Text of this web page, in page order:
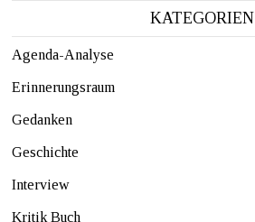
KATEGORIEN
Agenda-Analyse
Erinnerungsraum
Gedanken
Geschichte
Interview
Kritik Buch